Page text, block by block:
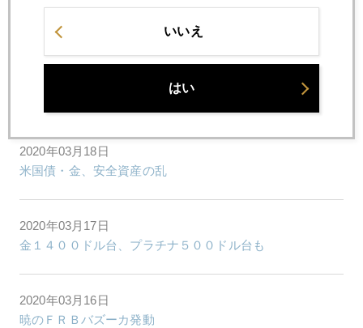
トランプ就任時の水準まで戻った株価、金も大乱高下
2020年03月18日
米国債・金、安全資産の乱
2020年03月17日
金１４００ドル台、プラチナ５００ドル台も
2020年03月16日
暁のＦＲＢバズーカ発動
いいえ
はい